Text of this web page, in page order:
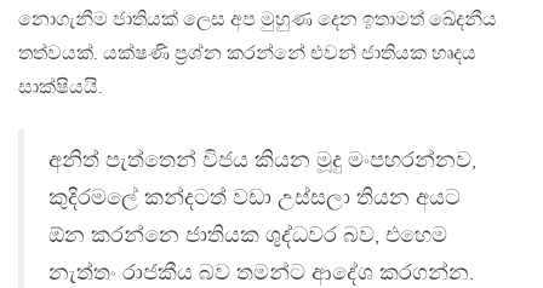
නොගැනීම ජාතියක් ලෙස අප මුහුණ දෙන ඉතාමත් ඛේදනීය
තත්වයක්. යක්ෂණි ප්‍රශ්න කරන්නේ එවන් ජාතියක හෘදය
සාක්ෂියයි.
අනිත් පැත්තෙන් විජය කියන මූදු මංපහරන්නව,
කුදිරමලේ කන්දටත් වඩා උස්සලා තියන අයට
ඕන කරන්නෙ ජාතියක ශුද්ධවර බව, එහෙම
නැත්තං රාජකීය බව තමන්ට ආදේශ කරගන්න.